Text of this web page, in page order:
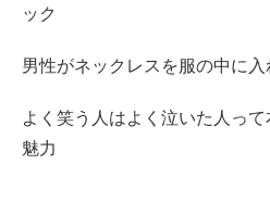
ック
男性がネックレスを服の中に
よく笑う人はよく泣いた人っ
魅力